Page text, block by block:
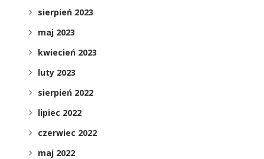
sierpień 2023
maj 2023
kwiecień 2023
luty 2023
sierpień 2022
lipiec 2022
czerwiec 2022
maj 2022